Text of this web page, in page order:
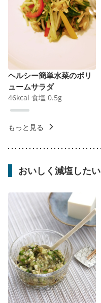
ヘルシー簡単水菜のボリ
ュームサラダ
46kcal 食塩 0.5g
もっと見る
おいしく減塩したい